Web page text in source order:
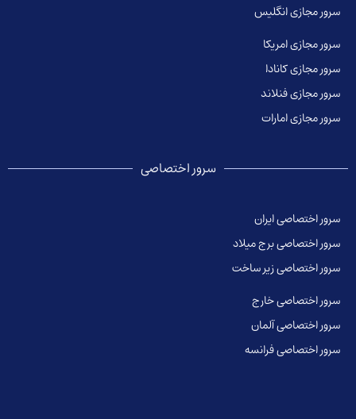
سرور مجازی انگلیس
سرور مجازی امریکا
سرور مجازی کانادا
سرور مجازی فنلاند
سرور مجازی امارات
سرور اختصاصی
سرور اختصاصی ایران
سرور اختصاصی برج میلاد
سرور اختصاصی زیر ساخت
سرور اختصاصی خارج
سرور اختصاصی آلمان
سرور اختصاصی فرانسه